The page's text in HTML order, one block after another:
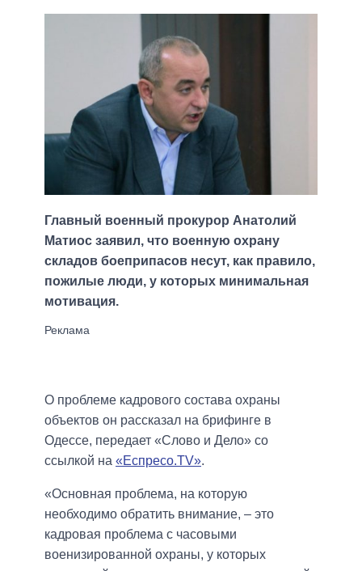
Главный военный прокурор Анатолий
Матиос заявил, что военную охрану
складов боеприпасов несут, как правило,
пожилые люди, у которых минимальная
мотивация.
О проблеме кадрового состава охраны
объектов он рассказал на брифинге в
Одессе, передает «Слово и Дело» со
ссылкой на «Еспресо.TV».
«Основная проблема, на которую
необходимо обратить внимание, – это
кадровая проблема с часовыми
военизированной охраны, у которых